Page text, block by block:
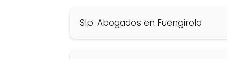
Slp: Abogados en Fuengirola